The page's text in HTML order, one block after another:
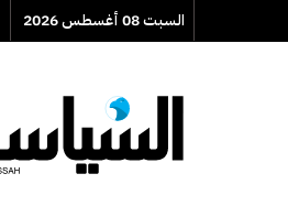
السبت 08 أغسطس 2026